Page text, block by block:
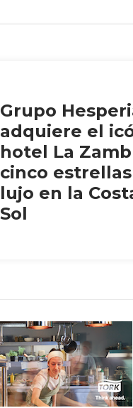
Grupo
adquiere el
hotel La
cinco
lujo en la
Sol